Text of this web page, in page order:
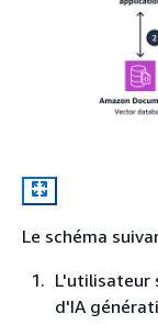
Le schéma
L'utilisateur
d'IA